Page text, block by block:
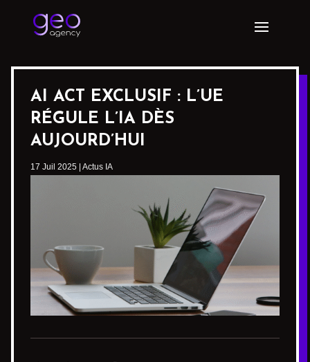
AI ACT EXCLUSIF : L’UE
RÉGULE L’IA DÈS
AUJOURD’HUI
17 Juil 2025 Actus IA